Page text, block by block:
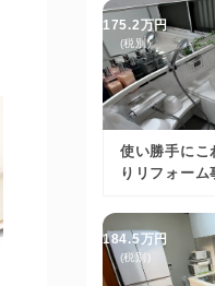
175.2万円
(税別)
使い勝手にこ
りリフォーム
184.5万円
(税別)